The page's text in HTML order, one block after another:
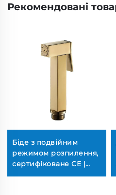
Рекомендовані
Біде з подвійним
режимом розпилення,
сертифіковане CE |
Супер струменеве